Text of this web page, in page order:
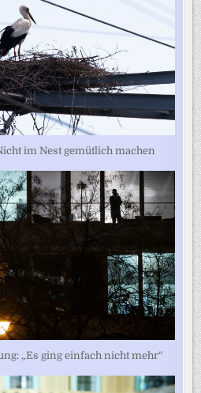
im Nest gemütlich machen
„Es ging einfach nicht mehr“